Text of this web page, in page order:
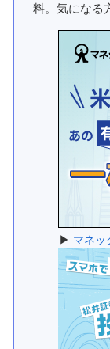
料。気になる
▶ マネッ